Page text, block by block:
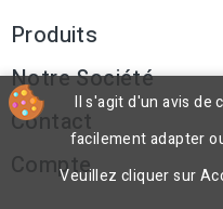
Produits
Notre Société
Contact
Compte
Il s'agit d'un avis de
facilement adapter
Veuillez cliquer sur